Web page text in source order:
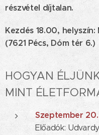
részvétel díjtalan.
Kezdés 18.00,
(7621 Pécs, Dóm tér 6.)
HOGYAN
MINT
Szeptember
Előadók: